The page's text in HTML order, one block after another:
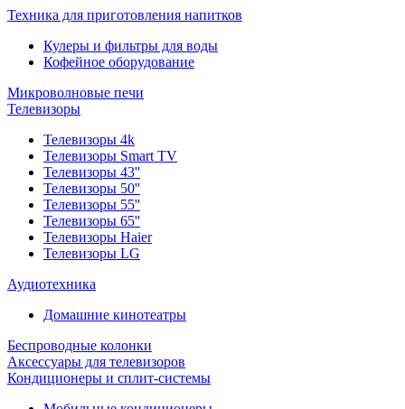
Техника для приготовления напитков
Кулеры и фильтры для воды
Кофейное оборудование
Микроволновые печи
Телевизоры
Телевизоры 4k
Телевизоры Smart TV
Телевизоры 43''
Телевизоры 50''
Телевизоры 55''
Телевизоры 65''
Телевизоры Haier
Телевизоры LG
Аудиотехника
Домашние кинотеатры
Беспроводные колонки
Аксессуары для телевизоров
Кондиционеры и сплит-системы